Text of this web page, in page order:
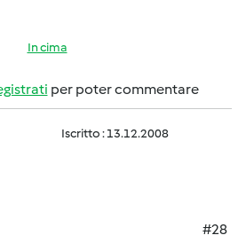
In cima
per poter commentare
Iscritto : 13.12.2008
#28